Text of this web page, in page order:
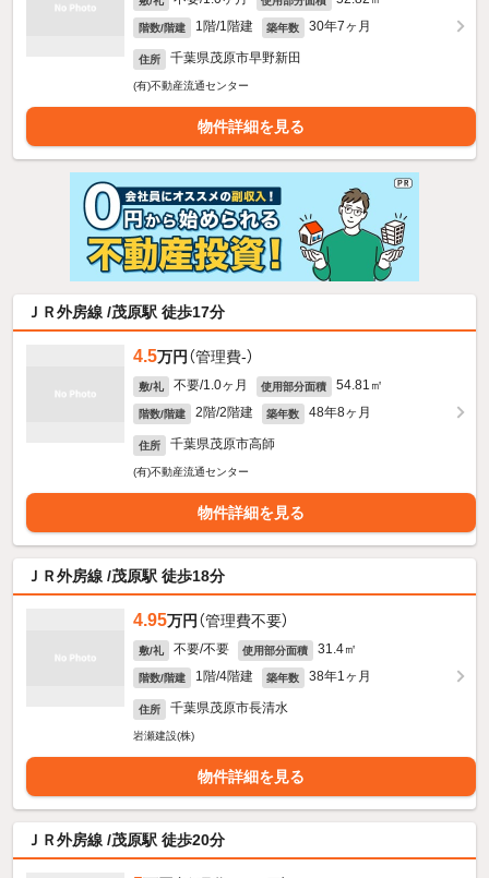
階数/階建 1階/1階建 築年数 30年7ヶ月
住所 千葉県茂原市早野新田
(有)不動産流通センター
物件詳細を見る
ＪＲ外房線 /茂原駅 徒歩17分
4.5万円 （管理費-）
敷/礼 不要/1.0ヶ月 使用部分面積 54.81㎡
階数/階建 2階/2階建 築年数 48年8ヶ月
住所 千葉県茂原市高師
(有)不動産流通センター
物件詳細を見る
ＪＲ外房線 /茂原駅 徒歩18分
4.95万円 （管理費不要）
敷/礼 不要/不要 使用部分面積 31.4㎡
階数/階建 1階/4階建 築年数 38年1ヶ月
住所 千葉県茂原市長清水
岩瀬建設(株)
物件詳細を見る
ＪＲ外房線 /茂原駅 徒歩20分